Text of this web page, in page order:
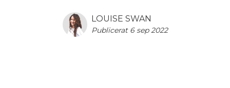
LOUISE SWAN
Publicerat 6 sep 2022